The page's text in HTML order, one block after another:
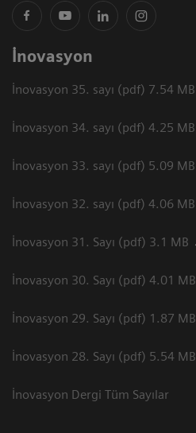
İnovasyon
İnovasyon 35. sayı (pdf) 7.54 MB
İnovasyon 34. sayı (pdf) 4.25 MB
İnovasyon 33. sayı (pdf) 5.09 MB
İnovasyon 32. sayı (pdf) 4.06 MB
İnovasyon 31. Sayı (pdf) 3.1 MB
İnovasyon 30. Sayı (pdf) 4.01 MB
İnovasyon 29. Sayı (pdf) 1.87 MB
İnovasyon 28. Sayı (pdf) 5.54 MB
İnovasyon Dergi Tüm Sayılar